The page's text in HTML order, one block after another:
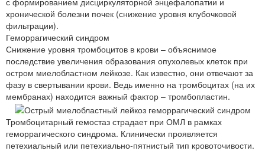
хронической болезни почек (снижение уровня клубочковой
фильтрации).
Геморрагический синдром
Снижение уровня тромбоцитов в крови – объяснимое
последствие увеличения образования опухолевых клеток при
остром миелобластном лейкозе. Как известно, они отвечают за
фазу в свертывании крови. Ведь именно на тромбоцитах (на их
мембранах) находится важный фактор – тромбопластин.
Тромбоцитарный гемостаз страдает при ОМЛ в рамках
геморрагического синдрома. Клинически проявляется
петехиальный или петехиально-пятнистый тип кровоточивости.